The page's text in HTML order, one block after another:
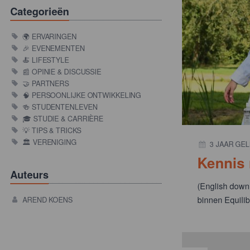
Categorieën
🌍 ERVARINGEN
🎉 EVENEMENTEN
🍝 LIFESTYLE
📰 OPINIE & DISCUSSIE
🤝 PARTNERS
🧠 PERSOONLIJKE ONTWIKKELING
🍻 STUDENTENLEVEN
🎓 STUDIE & CARRIÈRE
💡 TIPS & TRICKS
🏛️ VERENIGING
Auteurs
AREND KOENS
3 JAAR
(English
binnen